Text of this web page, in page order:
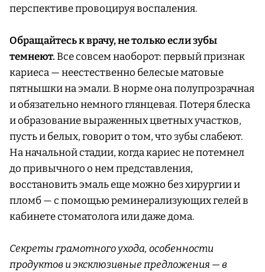
перспективе провоцируя воспаления.
Обращайтесь к врачу, не только если зубы
темнеют.Все совсем наоборот: первый признак
кариеса — неестественно белесые матовые
пятнышки на эмали. В норме она полупрозрачная
и обязательно немного глянцевая. Потеря блеска
и образование выраженных цветных участков,
пусть и белых, говорит о том, что зубы слабеют.
На начальной стадии, когда кариес не потемнел
до привычного о нем представления,
восстановить эмаль еще можно без хирургии и
пломб — с помощью реминерализующих гелей в
кабинете стоматолога или даже дома.
Секреты грамотного ухода, особенности
продуктов и эксклюзивные предложения — в